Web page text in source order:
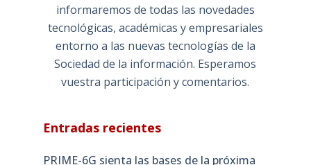
informaremos de todas las novedades
tecnológicas, académicas y empresariales
entorno a las nuevas tecnologías de la
Sociedad de la información. Esperamos
vuestra participación y comentarios.
Entradas recientes
PRIME-6G sienta las bases de la próxima